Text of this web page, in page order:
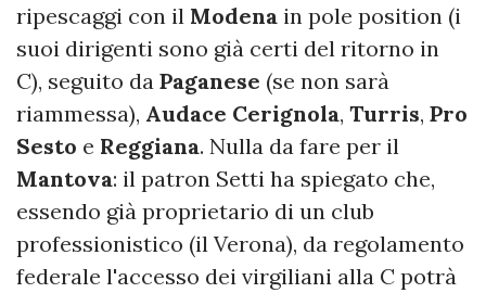
ripescaggi con il Modena in pole position (i
suoi dirigenti sono già certi del ritorno in
C), seguito da Paganese (se non sarà
riammessa), Audace Cerignola, Turris, Pro
Sesto e Reggiana. Nulla da fare per il
Mantova: il patron Setti ha spiegato che,
essendo già proprietario di un club
professionistico (il Verona), da regolamento
federale l'accesso dei virgiliani alla C potrà